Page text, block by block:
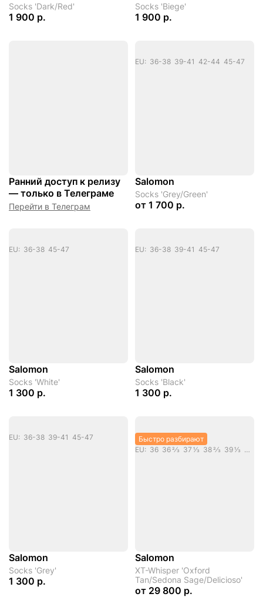
Socks 'Dark/Red'
1 900 р.
Socks 'Biege'
1 900 р.
Ранний доступ к релизу
— только в Телеграме
Перейти в Телеграм
EU: 36-38 39-41 42-44 45-47
Salomon
Socks 'Grey/Green'
от 1 700 р.
EU: 36-38 45-47
Salomon
Socks 'White'
1 300 р.
EU: 36-38 39-41 45-47
Salomon
Socks 'Black'
1 300 р.
EU: 36-38 39-41 45-47
Salomon
Socks 'Grey'
1 300 р.
Быстро разбирают
EU: 36 36 2/3 37 1/3 38 2/3 39 1/3 40 40 2/3 41 1/3 42 42 2/3 43 1/3 44 44 2/3 46 2/3
Salomon
XT-Whisper 'Oxford
Tan/Sedona Sage/Delicioso'
от 29 800 р.